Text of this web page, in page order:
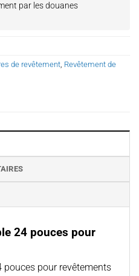
par les douanes
de revêtement, Revêtement de
24 pouces pour
pouces pour revêtements